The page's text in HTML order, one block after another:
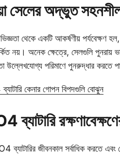
সেলের অদ্ভুত
থেকে একটি আকর্ষণীয় পর্যবেক্ষণ
নয়। অনেক ক্ষেত্রে, সেলগুলি
উল্লেখযোগ্য পরিমাণে পুনরুদ্ধার করতে
কেনার গোপন বিপদগুলি বোঝুন
জীবনকাল সর্বাধিক করতে এবং